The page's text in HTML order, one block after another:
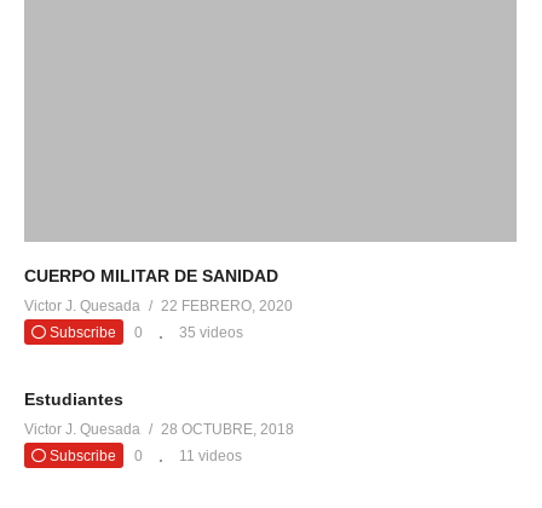
CUERPO MILITAR DE SANIDAD
Victor J. Quesada
22 FEBRERO, 2020
Subscribe
0 35 videos
Estudiantes
Victor J. Quesada
28 OCTUBRE, 2018
Subscribe
0 11 videos